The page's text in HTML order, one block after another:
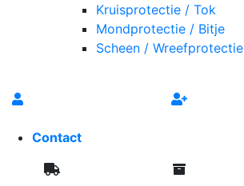
Kruisprotectie / Tok
Mondprotectie / Bitje
Scheen / Wreefprotectie
Contact